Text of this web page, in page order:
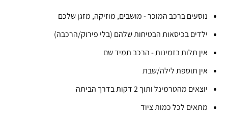
נוסעים ברכב המוכר - מושבים, מוזיקה, מזגן שלכם
ילדים בכיסאות הבטיחות שלהם (בלי פירוק/הרכבה)
אין תלות בזמינות - הרכב תמיד שם
אין תוספת לילה/שבת
יוצאים מהטרמינל ותוך 2 דקות בדרך הביתה
מתאים לכל כמות ציוד